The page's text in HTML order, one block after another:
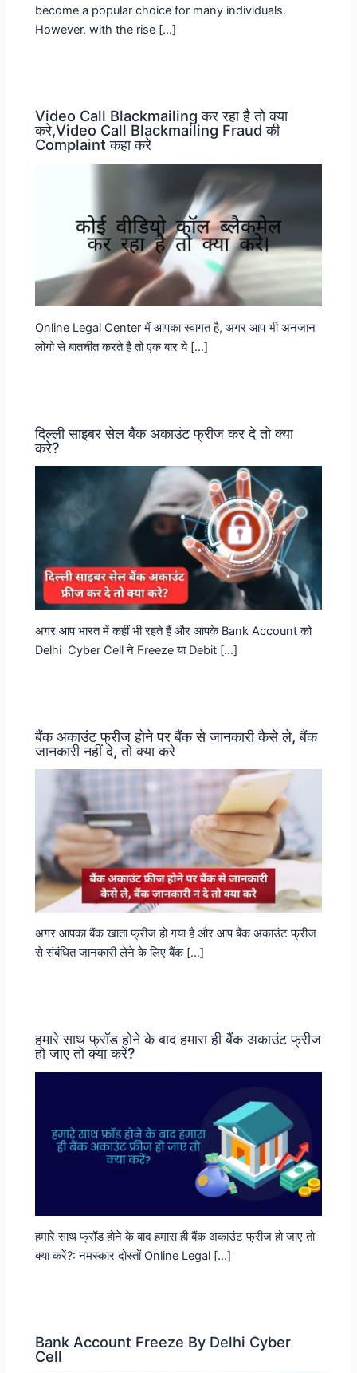
become a popular choice for many individuals.
However, with the rise […]
Video Call Blackmailing कर रहा है तो क्या
करे,Video Call Blackmailing Fraud की
Complaint कहा करे
Online Legal Center में आपका स्वागत है, अगर आप भी अनजान
लोगो से बातचीत करते है तो एक बार ये […]
दिल्ली साइबर सेल बैंक अकाउंट फ्रीज कर दे तो क्या
करे?
अगर आप भारत में कहीं भी रहते हैं और आपके Bank Account को
Delhi Cyber Cell ने Freeze या Debit […]
बैंक अकाउंट फ्रीज होने पर बैंक से जानकारी कैसे ले, बैंक
जानकारी नहीं दे, तो क्या करे
अगर आपका बैंक खाता फ्रीज हो गया है और आप बैंक अकाउंट फ्रीज
से संबंधित जानकारी लेने के लिए बैंक […]
हमारे साथ फ्रॉड होने के बाद हमारा ही बैंक अकाउंट फ्रीज
हो जाए तो क्या करें?
हमारे साथ फ्रॉड होने के बाद हमारा ही बैंक अकाउंट फ्रीज हो जाए तो
क्या करें?: नमस्कार दोस्तों Online Legal […]
Bank Account Freeze By Delhi Cyber
Cell